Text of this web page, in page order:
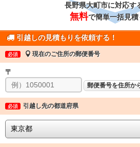
長野県大町市に対応す
無料で簡単一括見積
引越しの見積もりを依頼する！
必須 現在のご住所の郵便番号
〒
郵便番号を住所か
必須 引越し先の都道府県